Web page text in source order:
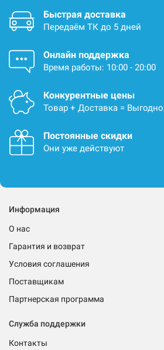
Быстрая доставка
Передаём ТК до 5 дней
Онлайн поддержка
Время работы: 10:00 - 20:00
Конкурентные цены
Товар + Доставка = Выгодно
Постоянные скидки
Они уже действуют
Информация
О нас
Гарантия и возврат
Условия соглашения
Поставщикам
Партнерская программа
Служба поддержки
Контакты